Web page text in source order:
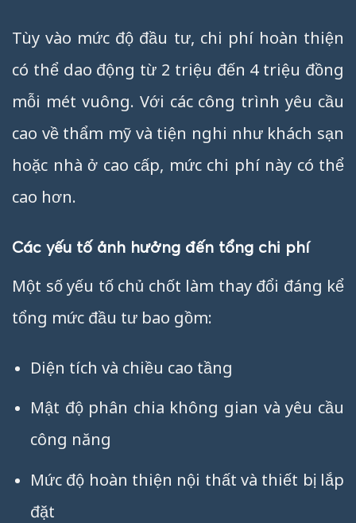
Tùy vào mức độ đầu tư, chi phí hoàn thiện
có thể dao động từ 2 triệu đến 4 triệu đồng
mỗi mét vuông. Với các công trình yêu cầu
cao về thẩm mỹ và tiện nghi như khách sạn
hoặc nhà ở cao cấp, mức chi phí này có thể
cao hơn.
Các yếu tố ảnh hưởng đến tổng chi phí
Một số yếu tố chủ chốt làm thay đổi đáng kể
tổng mức đầu tư bao gồm:
Diện tích và chiều cao tầng
Mật độ phân chia không gian và yêu cầu
công năng
Mức độ hoàn thiện nội thất và thiết bị lắp
đặt